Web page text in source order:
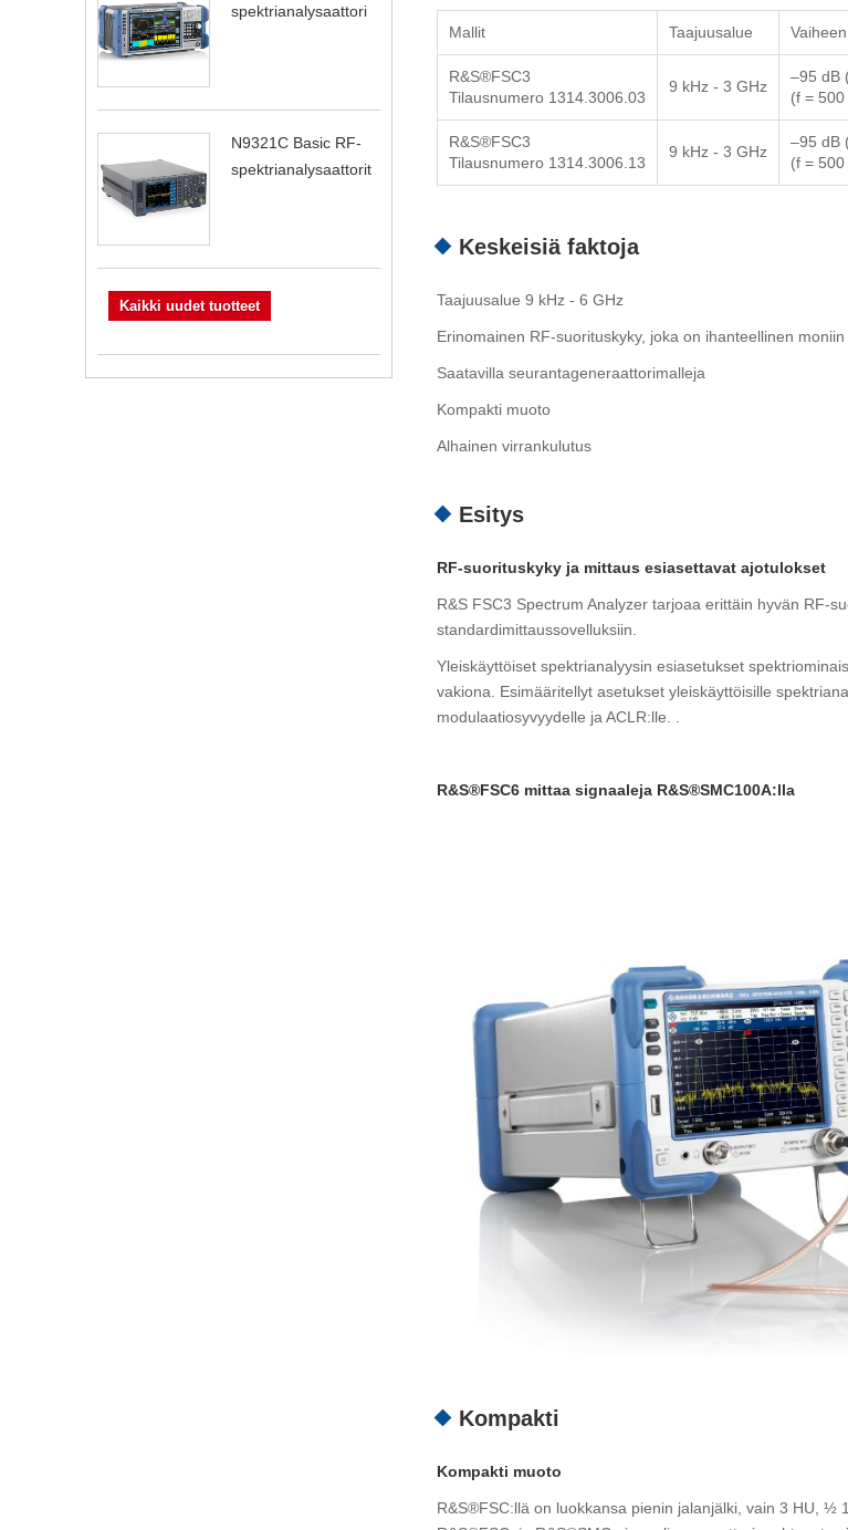
spektrianalysaattori
N9321C Basic RF-
spektrianalysaattorit
Kaikki uudet tuotteet
Mallit Taajuusalue
R&S®FSC3
Tilausnumero 1314.3006.03
9 kHz - 3 GHz
–95 dB
(f =
R&S®FSC3
Tilausnumero 1314.3006.13
9 kHz - 3 GHz
–95 dB
(f =
Keskeisiä faktoja
Taajuusalue 9 kHz - 6 GHz
Erinomainen RF-suorituskyky, joka on ihanteellinen
Saatavilla seurantageneraattorimalleja
Kompakti muoto
Alhainen virrankulutus
Esitys
RF-suorituskyky ja mittaus esiasettavat ajotulokset
R&S FSC3 Spectrum Analyzer tarjoaa erittäin hyvän RF-
standardimittaussovelluksiin.
Yleiskäyttöiset spektrianalyysin esiasetukset
vakiona. Esimääritellyt asetukset yleiskäyttöisille
modulaatiosyvyydelle ja ACLR:lle. .
R&S®FSC6 mittaa signaaleja R&S®SMC100A:lla
Kompakti
Kompakti muoto
R&S®FSC:llä on luokkansa pienin jalanjälki, vain 3 HU, ½